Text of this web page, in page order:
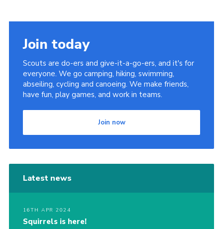
Join today
Scouts are do-ers and give-it-a-go-ers, and it's for
everyone. We go camping, hiking, swimming,
abseiling, cycling and canoeing. We make friends,
have fun, play games, and work in teams.
Join now
Latest news
16TH APR 2024
Squirrels is here!